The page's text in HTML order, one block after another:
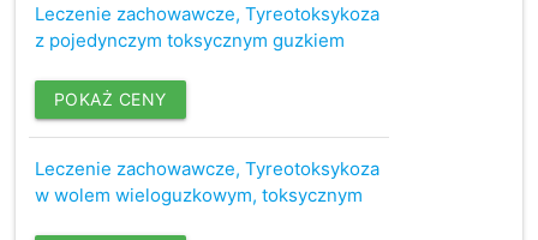
Leczenie zachowawcze, Tyreotoksykoza
z pojedynczym toksycznym guzkiem
POKAŻ CENY
Leczenie zachowawcze, Tyreotoksykoza
w wolem wieloguzkowym, toksycznym